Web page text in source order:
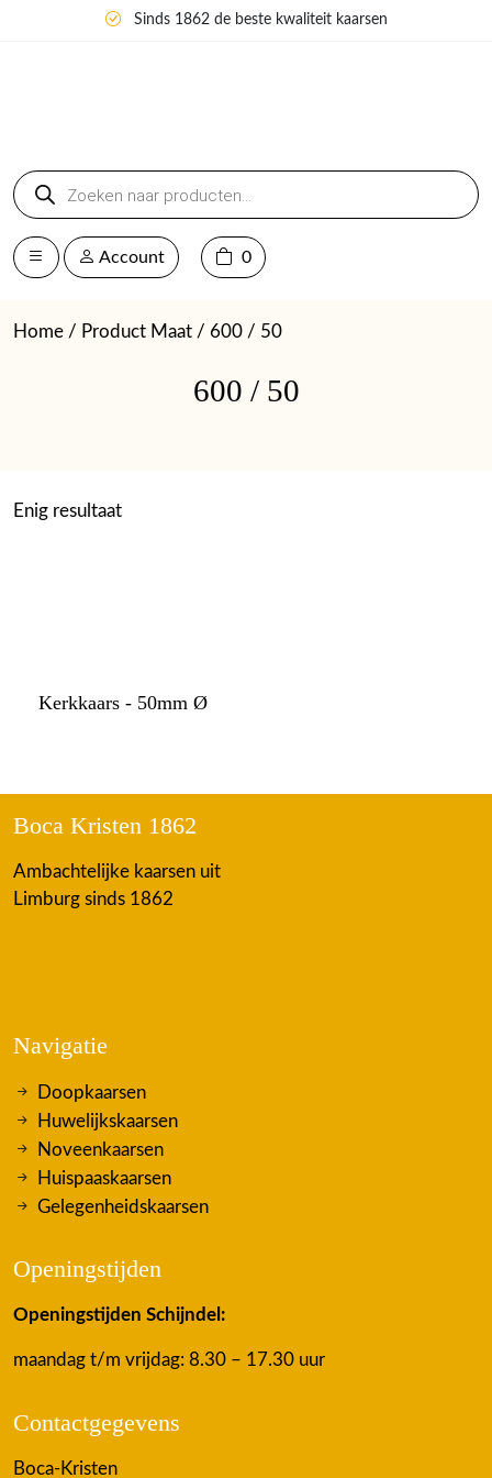
Sinds 1862 de beste kwaliteit kaarsen
Producten
zoeken
Account 0
Home / Product Maat / 600 / 50
600 / 50
Enig resultaat
Kerkkaars - 50mm Ø
Boca Kristen 1862
Ambachtelijke kaarsen uit
Limburg sinds 1862
Navigatie
Doopkaarsen
Huwelijkskaarsen
Noveenkaarsen
Huispaaskaarsen
Gelegenheidskaarsen
Openingstijden
Openingstijden Schijndel:
maandag t/m vrijdag: 8.30 – 17.30 uur
Contactgegevens
Boca-Kristen